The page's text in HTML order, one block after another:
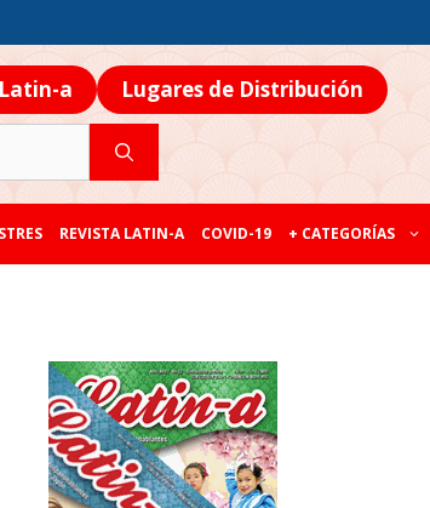
a Lugares de Distribución
REVISTA LATIN-A COVID-19 + CATEGORÍAS